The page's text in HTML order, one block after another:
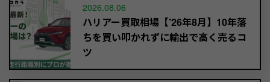
2026.08.06
ハリアー買取相場【’26年8月】10年落
ちを買い叩かれずに輸出で高く売るコ
ツ